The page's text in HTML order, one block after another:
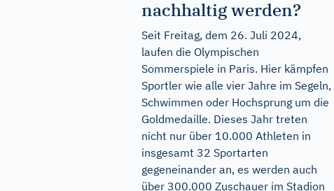
nachhaltig werden?
Seit Freitag, dem 26. Juli 2024,
laufen die Olympischen
Sommerspiele in Paris. Hier kämpfen
Sportler wie alle vier Jahre im Segeln,
Schwimmen oder Hochsprung um die
Goldmedaille. Dieses Jahr treten
nicht nur über 10.000 Athleten in
insgesamt 32 Sportarten
gegeneinander an, es werden auch
über 300.000 Zuschauer im Stadion